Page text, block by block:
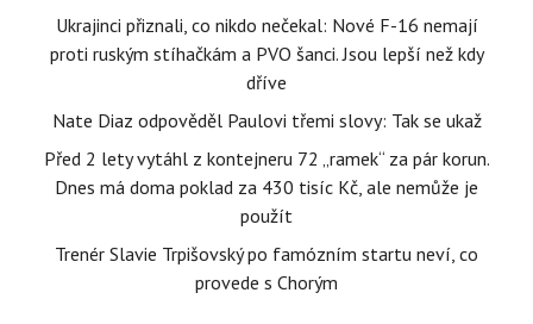
Ukrajinci přiznali, co nikdo nečekal: Nové F-16 nemají
proti ruským stíhačkám a PVO šanci. Jsou lepší než kdy
dříve
Nate Diaz odpověděl Paulovi třemi slovy: Tak se ukaž
Před 2 lety vytáhl z kontejneru 72 „ramek“ za pár korun.
Dnes má doma poklad za 430 tisíc Kč, ale nemůže je
použít
Trenér Slavie Trpišovský po famózním startu neví, co
provede s Chorým